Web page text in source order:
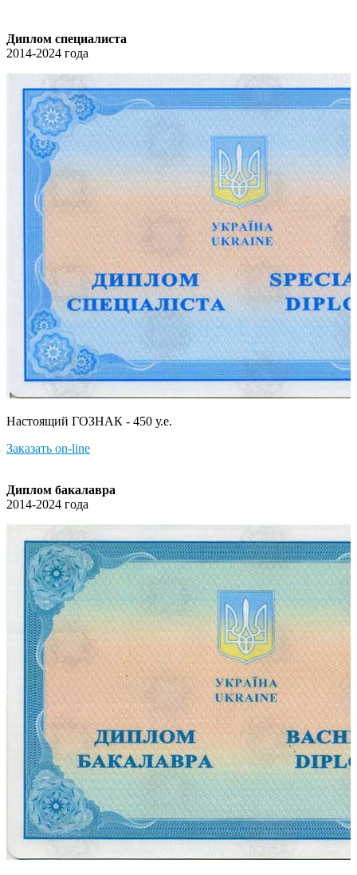
Диплом специалиста
2014-2024 года
Настоящий ГОЗНАК - 450 у.е.
Заказать on-line
Диплом бакалавра
2014-2024 года